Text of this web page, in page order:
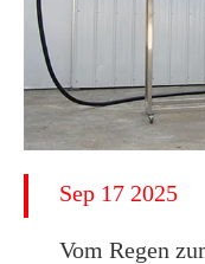
Sep 17 2025
Vom Regen